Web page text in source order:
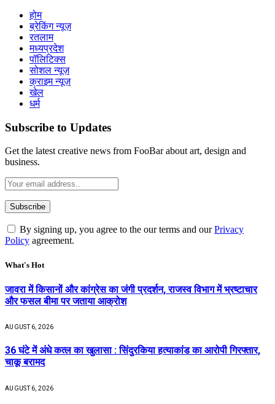
होम
ब्रेकिंग न्यूज़
रतलाम
मध्यप्रदेश
पॉलिटिक्स
सोशल न्यूज़
क्राइम न्यूज़
खेल
धर्म
Subscribe to Updates
Get the latest creative news from FooBar about art, design and
business.
By signing up, you agree to the our terms and ourPrivacy
Policy agreement.
What's Hot
जावरा में किसानों और कांग्रेस का जंगी प्रदर्शन, राजस्व विभाग में भ्रष्टाचार
और फसल बीमा पर जताया आक्रोश
AUGUST 6, 2026
36 घंटे में अंधे कत्ल का खुलासा : सिंदुरकिया हत्याकांड का आरोपी गिरफ्तार,
चाकू बरामद
AUGUST 6, 2026